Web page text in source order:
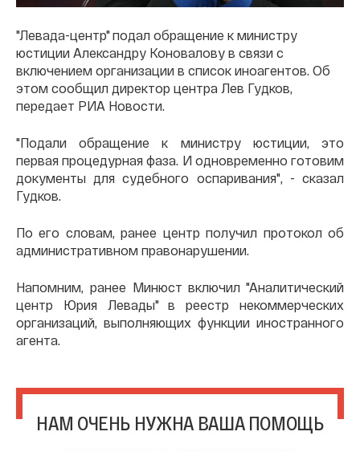
"Левада-центр" подал обращение к министру
юстиции Александру Коновалову в связи с
включением организации в список иноагентов. Об
этом сообщил директор центра Лев Гудков,
передает РИА Новости.
"Подали обращение к министру юстиции, это
первая процедурная фаза. И одновременно готовим
документы для судебного оспаривания", - сказал
Гудков.
По его словам, ранее центр получил протокол об
административном правонарушении.
Напомним, ранее Минюст включил "Аналитический
центр Юрия Левады" в реестр некоммерческих
организаций, выполняющих функции иностранного
агента.
НАМ ОЧЕНЬ НУЖНА ВАША ПОМОЩЬ